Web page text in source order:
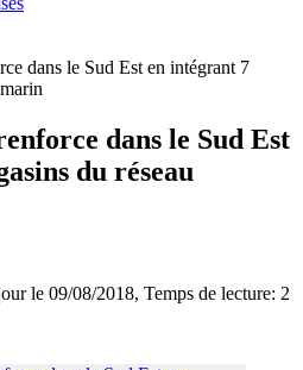
dans le Sud Est en intégrant 7
dans le Sud Est
du réseau
le 09/08/2018, Temps de lecture: 2